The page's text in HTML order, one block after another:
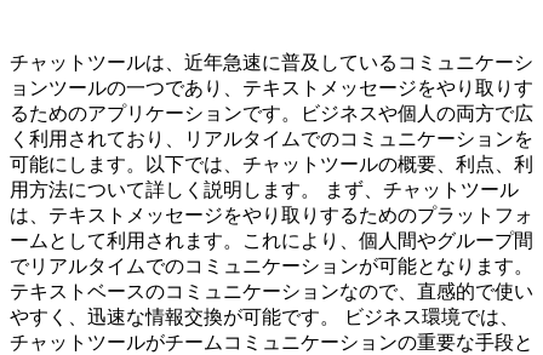
チャットツールは、近年急速に普及しているコミュニケーシ
ョンツールの一つであり、テキストメッセージをやり取りす
るためのアプリケーションです。ビジネスや個人の両方で広
く利用されており、リアルタイムでのコミュニケーションを
可能にします。以下では、チャットツールの概要、利点、利
用方法について詳しく説明します。 まず、チャットツール
は、テキストメッセージをやり取りするためのプラットフォ
ームとして利用されます。これにより、個人間やグループ間
でリアルタイムでのコミュニケーションが可能となります。
テキストベースのコミュニケーションなので、直感的で使い
やすく、迅速な情報交換が可能です。 ビジネス環境では、
チャットツールがチームコミュニケーションの重要な手段と